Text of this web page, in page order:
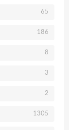
65
186
8
3
2
1305